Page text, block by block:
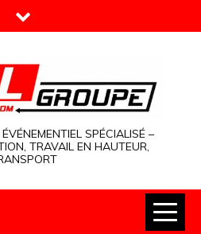
SPÉCIALISÉ –
TRAVAIL EN HAUTEUR,